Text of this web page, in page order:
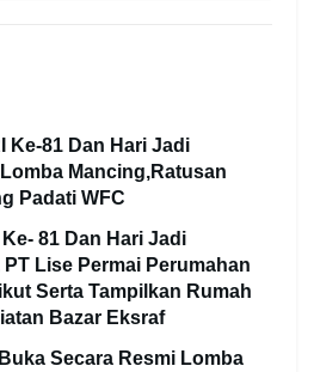
Ke-81 Dan Hari Jadi
Mancing,Ratusan
Padati WFC
81 Dan Hari Jadi
Lise Permai Perumahan
Serta Tampilkan Rumah
Bazar Eksraf
Secara Resmi Lomba